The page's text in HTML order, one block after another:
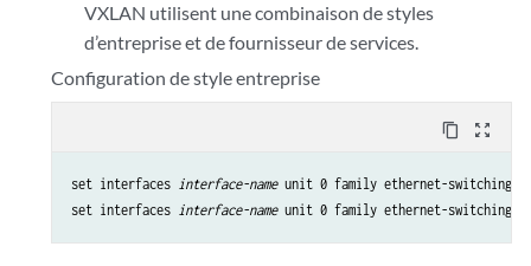
VXLAN utilisent une combinaison de styles
d’entreprise et de fournisseur de services.
Configuration de style entreprise
content_copy zoom_out_map
set interfaces interface-name unit 0 family ethernet-switching
set interfaces interface-name unit 0 family ethernet-switching